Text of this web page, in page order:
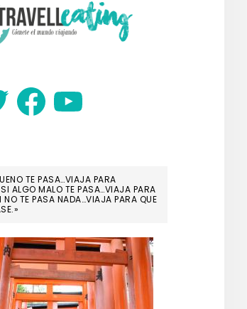
FacebookYouTube
TE PASA…VIAJA PARA
ALGO MALO TE PASA…VIAJA PARA
NO TE PASA NADA…VIAJA PARA QUE